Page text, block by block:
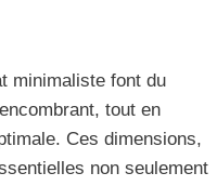
minimaliste font du
tout en
Ces dimensions,
non seulement